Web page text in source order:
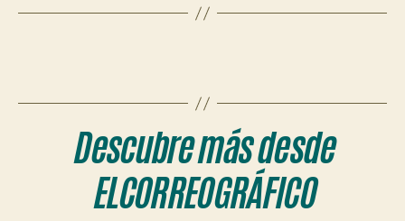
Descubre más desde
ELCORREOGRÁFICO